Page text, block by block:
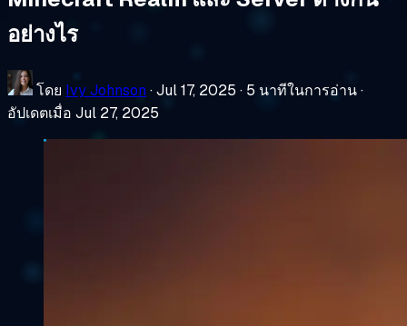
อย่างไร
โดย Ivy Johnson ·Jul 17, 2025 · 5 นาทีในการอ่าน·
อัปเดตเมื่อ Jul 27, 2025